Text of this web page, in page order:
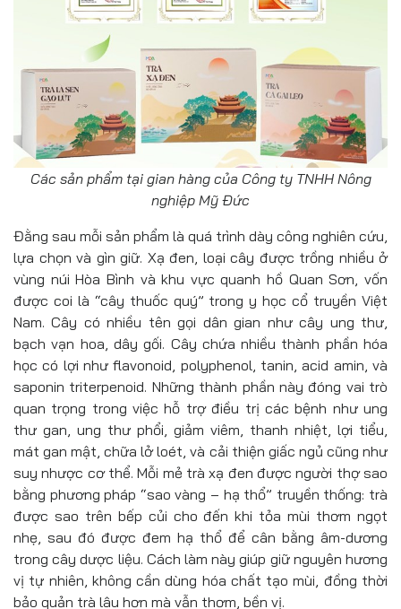
Các sản phẩm tại gian hàng của Công ty TNHH Nông
nghiệp Mỹ Đức
Đằng sau mỗi sản phẩm là quá trình dày công nghiên cứu,
lựa chọn và gìn giữ. Xạ đen, loại cây được trồng nhiều ở
vùng núi Hòa Bình và khu vực quanh hồ Quan Sơn, vốn
được coi là “cây thuốc quý” trong y học cổ truyền Việt
Nam. Cây có nhiều tên gọi dân gian như cây ung thư,
bạch vạn hoa, dây gối. Cây chứa nhiều thành phần hóa
học có lợi như flavonoid, polyphenol, tanin, acid amin, và
saponin triterpenoid. Những thành phần này đóng vai trò
quan trọng trong việc hỗ trợ điều trị các bệnh như ung
thư gan, ung thư phổi, giảm viêm, thanh nhiệt, lợi tiểu,
mát gan mật, chữa lở loét, và cải thiện giấc ngủ cũng như
suy nhược cơ thể. Mỗi mẻ trà xạ đen được người thợ sao
bằng phương pháp “sao vàng – hạ thổ” truyền thống: trà
được sao trên bếp củi cho đến khi tỏa mùi thơm ngọt
nhẹ, sau đó được đem hạ thổ để cân bằng âm-dương
trong cây dược liệu. Cách làm này giúp giữ nguyên hương
vị tự nhiên, không cần dùng hóa chất tạo mùi, đồng thời
bảo quản trà lâu hơn mà vẫn thơm, bền vị.